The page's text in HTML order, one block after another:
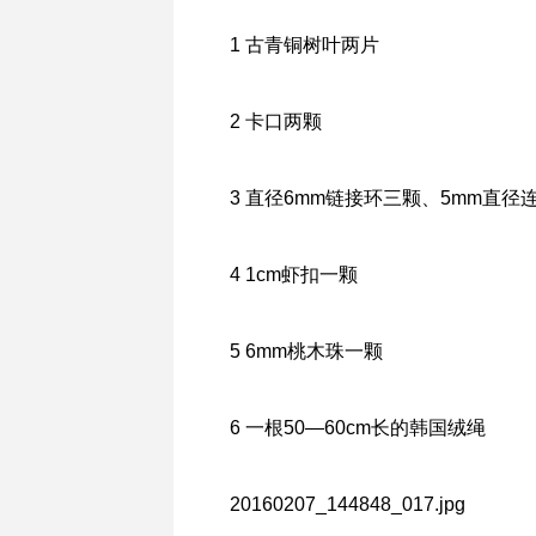
1 古青铜树叶两片
2 卡口两颗
3 直径6mm链接环三颗、5mm直径
4 1cm虾扣一颗
5 6mm桃木珠一颗
6 一根50―60cm长的韩国绒绳
20160207_144848_017.jpg